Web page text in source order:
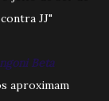
JJ"
Beta
aproximam